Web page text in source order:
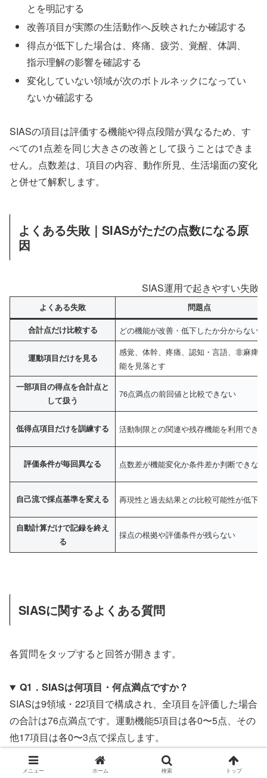
とを明記する
改善項目が実際の生活動作へ反映されたか確認する
得点が低下した場合は、疼痛、疲労、覚醒、体調、
指示理解の影響を確認する
変化していない領域が次のボトルネックになってい
ないか確認する
SIASの項目は評価する機能や得点段階が異なるため、す
べての1点差を同じ大きさの改善として扱うことはできま
せん。点数差は、項目の内容、動作所見、生活場面の変化
と併せて解釈します。
よくある失敗｜SIASがただの点数になる原
因
SIAS運用で起きやすい失敗
よくある失敗 問題点
合計点だけ比較する どの機能が改善・低下したか分からない
運動項目だけを見る
感覚、体幹、疼痛、認知・言語、非麻痺
能を見落とす
一部項目の得点を合計点と
して扱う
76点満点の前回値と比較できない
低得点項目だけを訓練する 活動制限との関連や残存機能を利用でき
評価条件が毎回異なる 点数差が機能変化か条件差か判断できない
自己流で採点基準を変える 再現性と過去結果との比較可能性が低下
自動計算だけで記録を終え
る
採点の根拠や評価条件が残らない
SIASに関するよくある質問
各質問をタップすると回答が開きます。
Q1．SIASは何項目・何点満点ですか？
SIASは9領域・22項目で構成され、全項目を評価した場合
の合計は76点満点です。運動機能5項目は各0〜5点、その
他17項目は各0〜3点で採点します。
Q2．一部の項目だけ評価して合計点を記録できます
メニュー ホーム 検索 トップ